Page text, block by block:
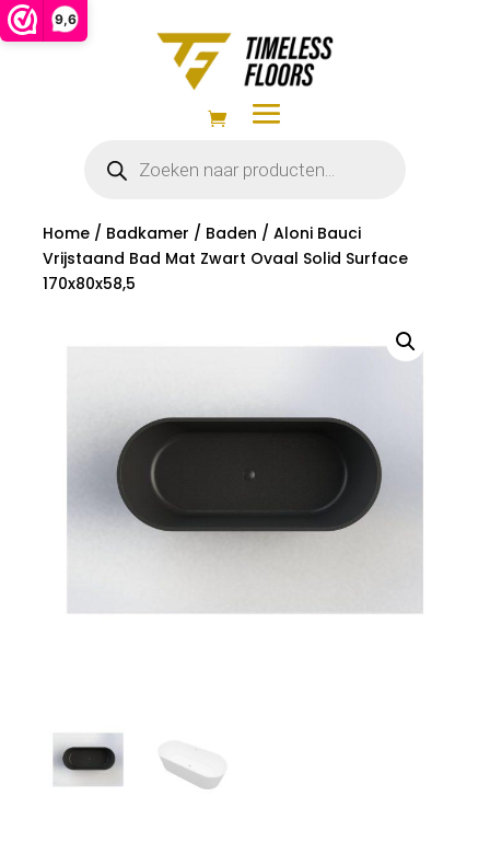
9,6
zoeken
Home/ Badkamer / Baden / Aloni Bauci
Vrijstaand Bad Mat Zwart Ovaal Solid Surface
170x80x58,5